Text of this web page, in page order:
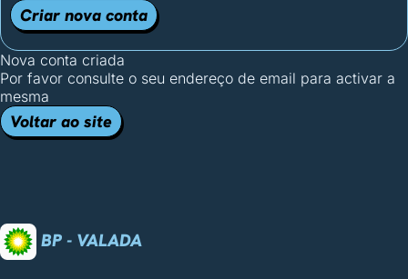
Criar nova conta
Nova conta criada
Por favor consulte o seu endereço de email para activar a
mesma
Voltar ao site
BP - VALADA